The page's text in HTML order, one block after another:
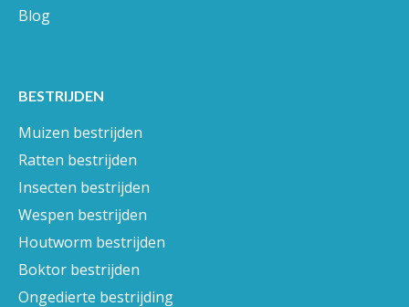
Blog
BESTRIJDEN
Muizen bestrijden
Ratten bestrijden
Insecten bestrijden
Wespen bestrijden
Houtworm bestrijden
Boktor bestrijden
Ongedierte bestrijding